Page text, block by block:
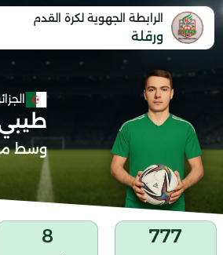
الرابطة الجهوية لكرة القدم
ورقلة
وسط
777
8